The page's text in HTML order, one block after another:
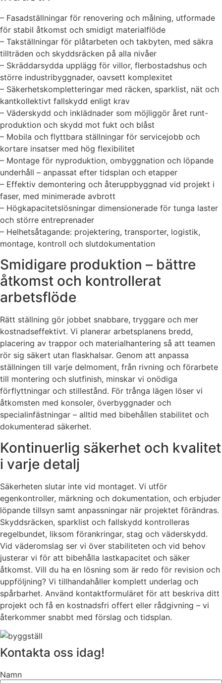
– Fasadställningar för renovering och målning, utformade
för stabil åtkomst och smidigt materialflöde
– Takställningar för plåtarbeten och takbyten, med säkra
tillträden och skyddsräcken på alla nivåer
– Skräddarsydda upplägg för villor, flerbostadshus och
större industribyggnader, oavsett komplexitet
– Säkerhetskompletteringar med räcken, sparklist, nät och
kantkollektivt fallskydd enligt krav
– Väderskydd och inklädnader som möjliggör året runt-
produktion och skydd mot fukt och blåst
– Mobila och flyttbara ställningar för servicejobb och
kortare insatser med hög flexibilitet
– Montage för nyproduktion, ombyggnation och löpande
underhåll – anpassat efter tidsplan och etapper
– Effektiv demontering och återuppbyggnad vid projekt i
faser, med minimerade avbrott
– Högkapacitetslösningar dimensionerade för tunga laster
och större entreprenader
– Helhetsåtagande: projektering, transporter, logistik,
montage, kontroll och slutdokumentation
Smidigare produktion – bättre
åtkomst och kontrollerat
arbetsflöde
Rätt ställning gör jobbet snabbare, tryggare och mer
kostnadseffektivt. Vi planerar arbetsplanens bredd,
placering av trappor och materialhantering så att teamen
rör sig säkert utan flaskhalsar. Genom att anpassa
ställningen till varje delmoment, från rivning och förarbete
till montering och slutfinish, minskar vi onödiga
förflyttningar och stillestånd. För trånga lägen löser vi
åtkomsten med konsoler, överbyggnader och
specialinfästningar – alltid med bibehållen stabilitet och
dokumenterad säkerhet.
Kontinuerlig säkerhet och kvalitet
i varje detalj
Säkerheten slutar inte vid montaget. Vi utför
egenkontroller, märkning och dokumentation, och erbjuder
löpande tillsyn samt anpassningar när projektet förändras.
Skyddsräcken, sparklist och fallskydd kontrolleras
regelbundet, liksom förankringar, stag och väderskydd.
Vid väderomslag ser vi över stabiliteten och vid behov
justerar vi för att bibehålla lastkapacitet och säker
åtkomst. Vill du ha en lösning som är redo för revision och
uppföljning? Vi tillhandahåller komplett underlag och
spårbarhet. Använd kontaktformuläret för att beskriva ditt
projekt och få en kostnadsfri offert eller rådgivning – vi
återkommer snabbt med förslag och tidsplan.
Kontakta oss idag!
Namn